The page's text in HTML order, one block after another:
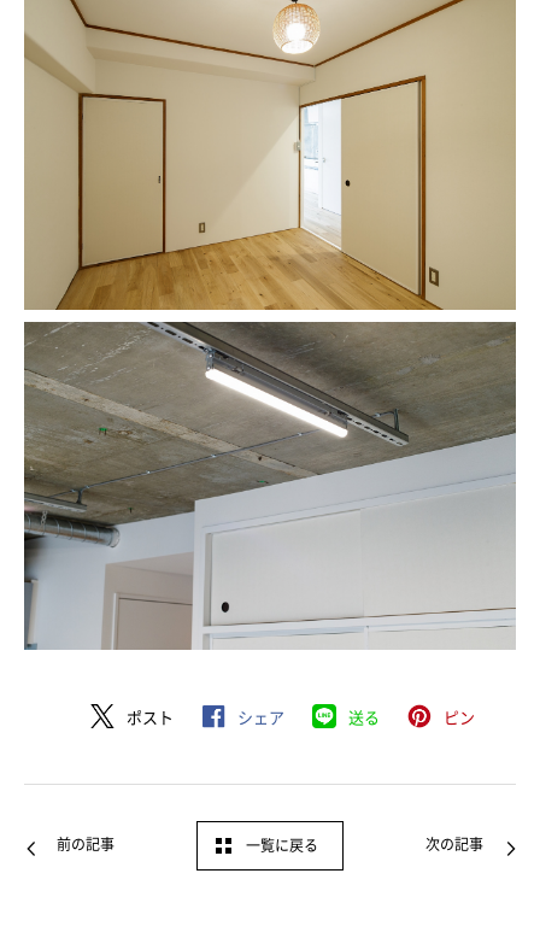
ポスト シェア 送る ピン
前の記事 一覧に戻る 次の記事